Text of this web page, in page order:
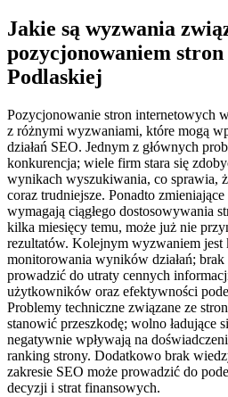
Jakie są wyzwania
pozycjonowaniem stron
Podlaskiej
Pozycjonowanie stron internetowych
z różnymi wyzwaniami, które mogą
działań SEO. Jednym z głównych
konkurencja; wiele firm stara się
wynikach wyszukiwania, co sprawia,
coraz trudniejsze. Ponadto
wymagają ciągłego dostosowywania
kilka miesięcy temu, może już nie
rezultatów. Kolejnym wyzwaniem jest
monitorowania wyników działań;
prowadzić do utraty cennych
użytkowników oraz efektywności
Problemy techniczne związane ze
stanowić przeszkodę; wolno ładujące
negatywnie wpływają na
ranking strony. Dodatkowo brak
zakresie SEO może prowadzić do
decyzji i strat finansowych.